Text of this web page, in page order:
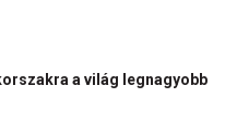
a világ legnagyobb